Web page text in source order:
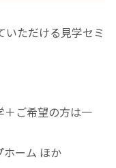
いただける見学セミ
＋ご希望の方は一
ホーム ほか